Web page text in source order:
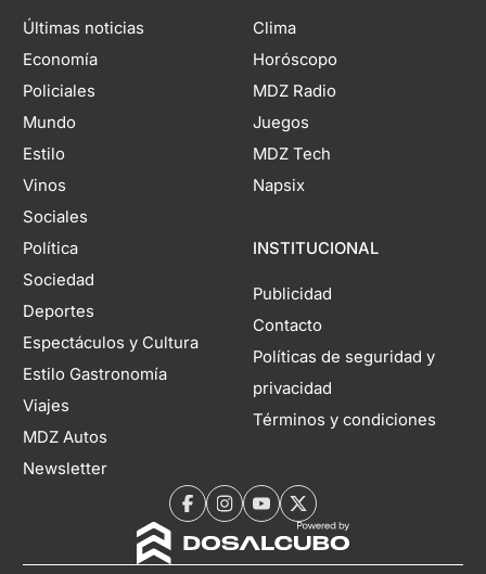
Últimas noticias
Economía
Policiales
Mundo
Estilo
Vinos
Sociales
Política
Sociedad
Deportes
Espectáculos y Cultura
Estilo Gastronomía
Viajes
MDZ Autos
Newsletter
Clima
Horóscopo
MDZ Radio
Juegos
MDZ Tech
Napsix
INSTITUCIONAL
Publicidad
Contacto
Políticas de seguridad y
privacidad
Términos y condiciones